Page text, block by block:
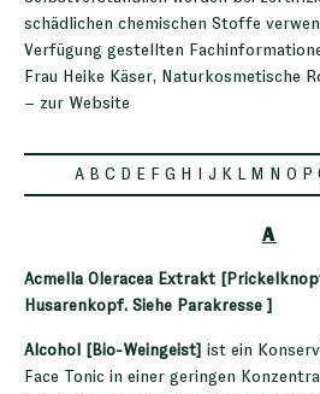
schädlichen chemischen Stoffe
Verfügung gestellten
Frau Heike Käser, Naturkosmetische
– zur Website
A B C D E F G H J K L M N O P
A
Acmella Oleracea Extrakt
Husarenkopf. Siehe Parakresse ]
Alcohol [Bio-Weingeist]
ist ein
Face Tonic in einer geringen